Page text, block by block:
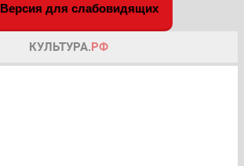
Версия для слабовидящих